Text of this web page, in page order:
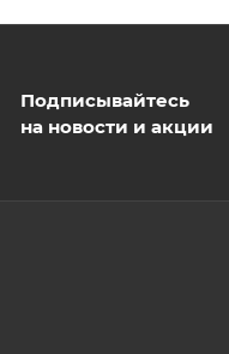
Подписывайтесь
на новости и акции